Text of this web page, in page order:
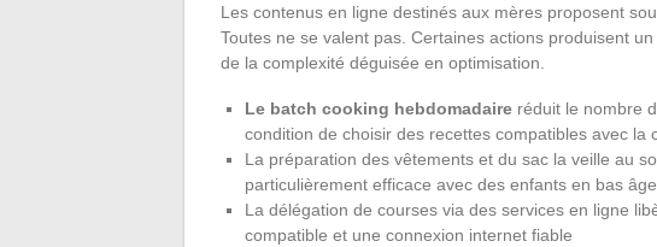
Les contenus en ligne destinés aux mères proposent
Toutes ne se valent pas. Certaines actions produisent
de la complexité déguisée en optimisation.
Le batch cooking hebdomadaire réduit le nombre
condition de choisir des recettes compatibles avec la
La préparation des vêtements et du sac la veille au
particulièrement efficace avec des enfants en bas âge
La délégation de courses via des services en ligne
compatible et une connexion internet fiable